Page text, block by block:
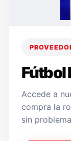
Fútbol
Accede a
compra la
sin